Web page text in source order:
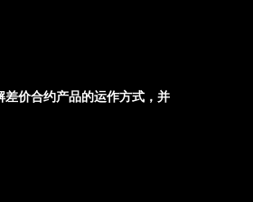
价合约产品的运作方式，并